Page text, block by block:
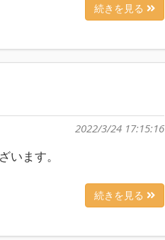
続きを見る
2022/3/24 17:15:16
ます。
続きを見る